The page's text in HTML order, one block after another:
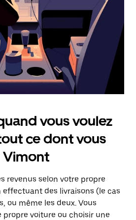
vous voulez
ce dont vous
Vimont
revenus selon votre propre
des livraisons (le cas
ou même les deux. Vous
propre voiture ou choisir une